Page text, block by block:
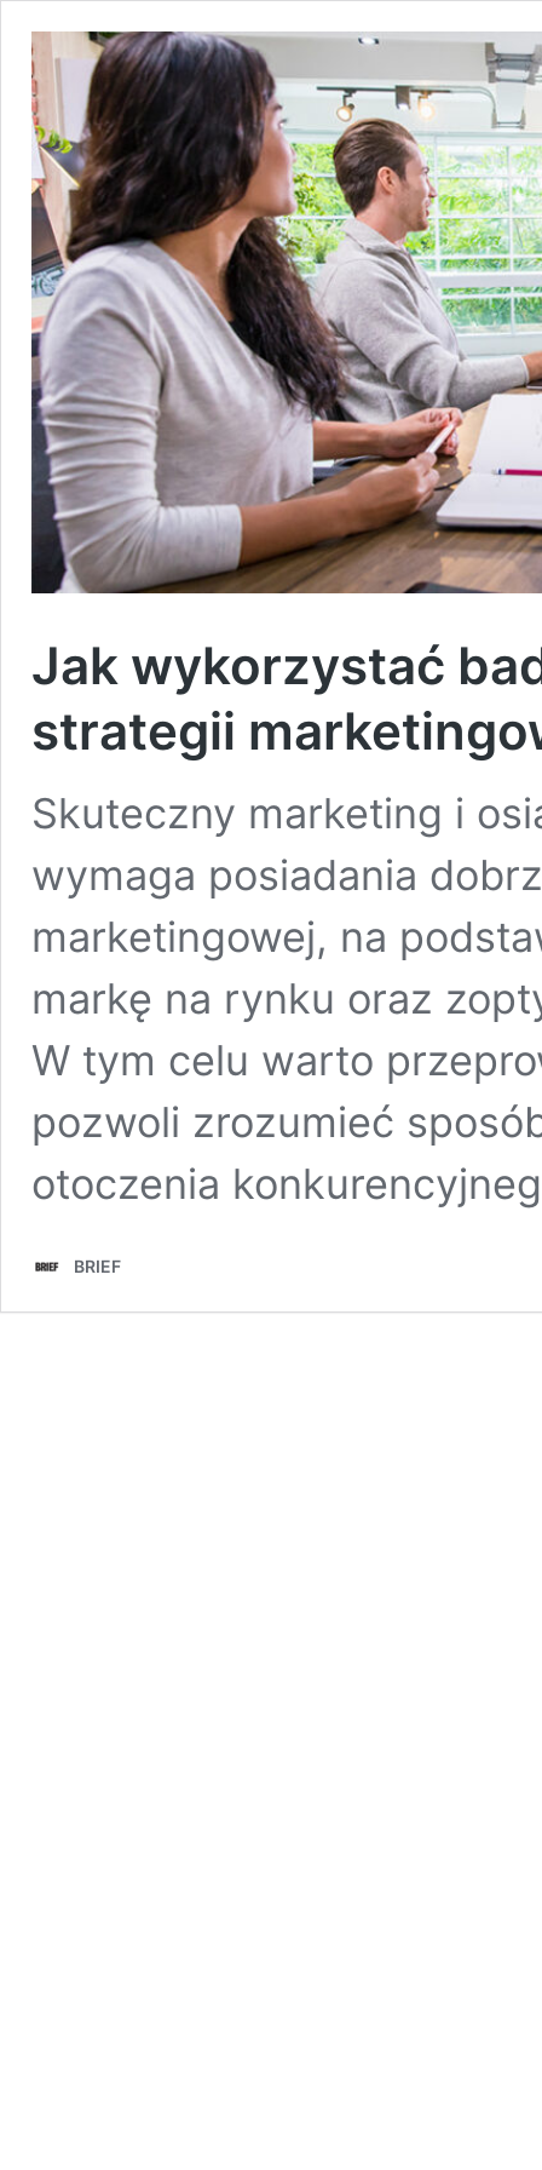
Jak wykorzystać
strategii
Skuteczny marketing i
wymaga posiadania
marketingowej, na
markę na rynku oraz
W tym celu warto
pozwoli zrozumieć
otoczenia
BRIEF